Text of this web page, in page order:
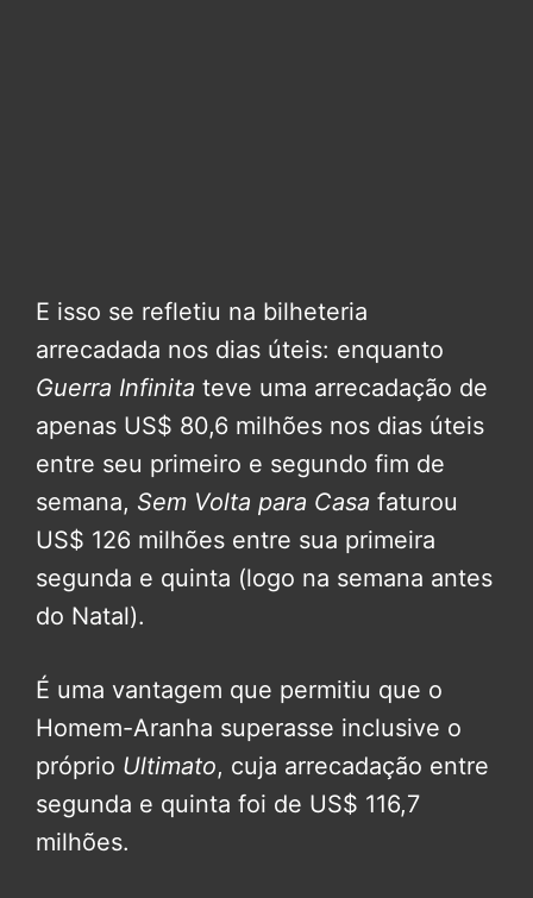
E isso se refletiu na bilheteria
arrecadada nos dias úteis: enquanto
Guerra Infinita teve uma arrecadação de
apenas US$ 80,6 milhões nos dias úteis
entre seu primeiro e segundo fim de
semana, Sem Volta para Casa faturou
US$ 126 milhões entre sua primeira
segunda e quinta (logo na semana antes
do Natal).
É uma vantagem que permitiu que o
Homem-Aranha superasse inclusive o
próprio Ultimato, cuja arrecadação entre
segunda e quinta foi de US$ 116,7
milhões.